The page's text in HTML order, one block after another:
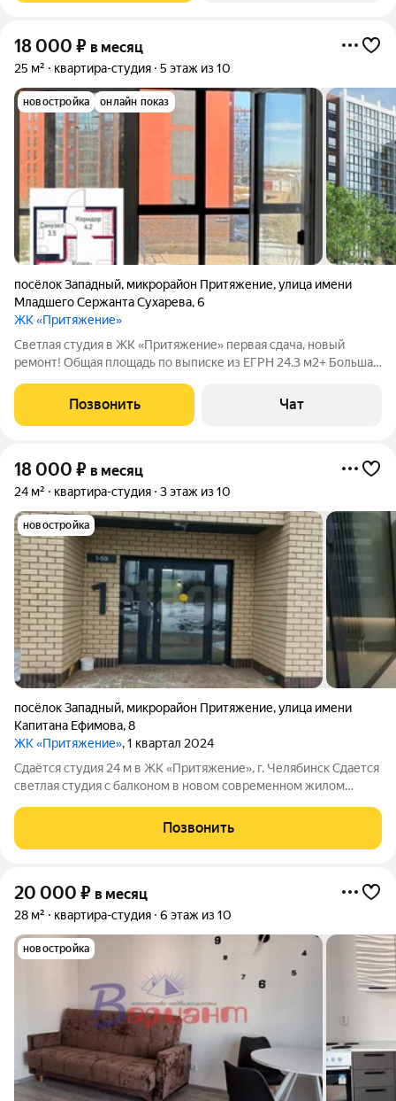
18 000 ₽ в месяц
25 м² квартира-студия 5 этаж из 10
новостройка онлайн показ
посёлок Западный, микрорайон Притяжение,улица имени
Младшего Сержанта Сухарева,6
ЖК «Притяжение»
Светлая студия в ЖК «Притяжение» первая сдача, новый
ремонт! Общая площадь по выписке из ЕГРН 24.3 м2+ Большая
релакса, для личного кабинета) Красивый вид из окна. Сдается
светлая студия на
Позвонить Чат
18 000 ₽ в месяц
24 м² квартира-студия 3 этаж из 10
новостройка
посёлок Западный, микрорайон Притяжение,улица имени
Капитана Ефимова,8
ЖК «Притяжение», 1 квартал 2024
Сдаётся студия 24 м в ЖК «Притяжение», г. Челябинск Сдается
светлая студия с балконом в новом современном жилом
самостоятельного обустройства под себя! О квартире:
Площадь: 24 кв.м, свежий ремонт, готова к
Позвонить
20 000 ₽ в месяц
28 м² квартира-студия 6 этаж из 10
новостройка